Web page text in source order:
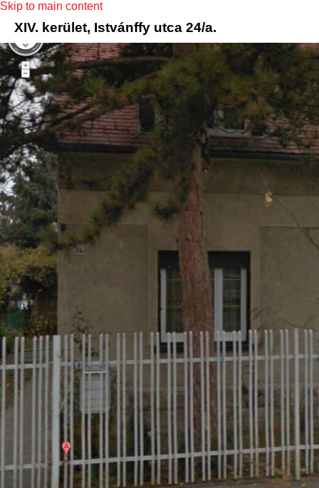
Skip to main content
XIV. kerület, Istvánffy utca 24/a.